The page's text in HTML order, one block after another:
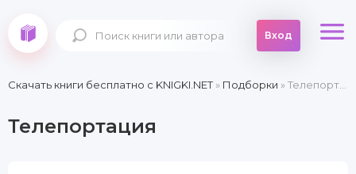
Вход
Скачать книги бесплатно c KNIGKI.NET» Подборки » Телепортация
Телепортация